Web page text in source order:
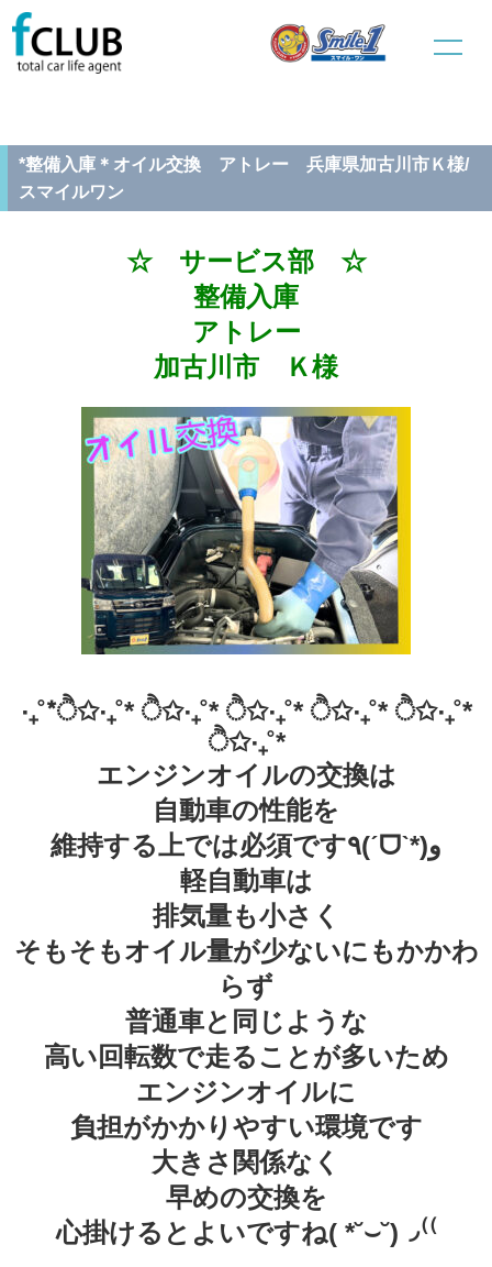
ホーム
*整備入庫＊オイル交換 アトレー 兵庫県加古川市Ｋ様/スマイル
ワン
*整備入庫＊オイル交換 アトレー 兵庫県加古川市Ｋ様/
スマイルワン
☆ サービス部 ☆
整備入庫
アトレー
加古川市 Ｋ様
‧₊˚*ੈ✩‧₊˚* ੈ✩‧₊˚* ੈ✩‧₊˚* ੈ✩‧₊˚* ੈ✩‧₊˚*
ੈ✩‧₊˚*
エンジンオイルの交換は
自動車の性能を
維持する上では必須です٩(ˊᗜˋ*)و
軽自動車は
排気量も小さく
そもそもオイル量が少ないにもかかわ
らず
普通車と同じような
高い回転数で走ることが多いため
エンジンオイルに
負担がかかりやすい環境です
大きさ関係なく
早めの交換を
心掛けるとよいですね( *˘⌣˘)◞⁽⁽